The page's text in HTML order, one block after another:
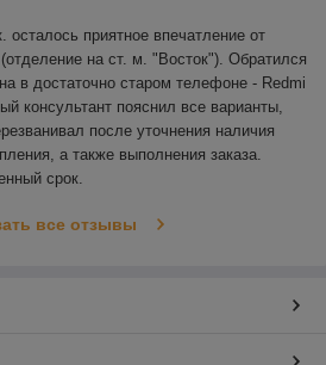
осталось приятное впечатление от
на ст. м. "Восток"). Обратился
в достаточно старом телефоне - Redmi
консультант пояснил все варианты,
после уточнения наличия
а также выполнения заказа.
срок.
все отзывы